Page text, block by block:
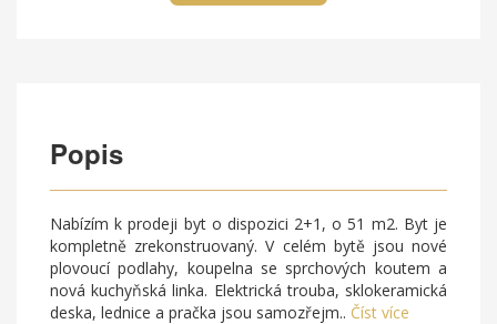
Popis
Nabízím k prodeji byt o dispozici 2+1, o 51 m2. Byt je
kompletně zrekonstruovaný. V celém bytě jsou nové
plovoucí podlahy, koupelna se sprchových koutem a
nová kuchyňská linka. Elektrická trouba, sklokeramická
deska, lednice a pračka jsou samozřejm.. Číst více